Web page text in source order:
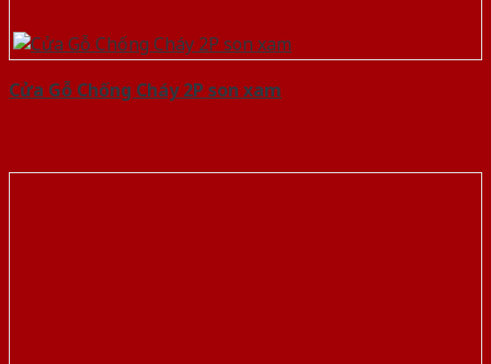
Cửa Gỗ Chống Cháy 2P son xam